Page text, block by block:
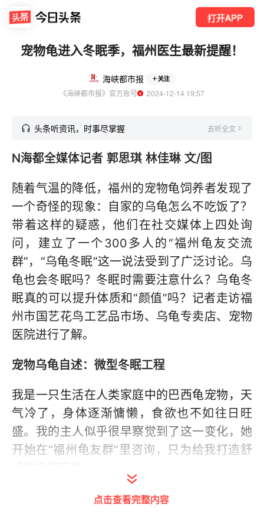
打开APP
宠物龟进入冬眠季，福州医生最新提醒！
海峡都市报 关注
《海峡都市报》官方账号
  2024-12-14 19:57
头条听资讯，时事尽掌握 去听全文
N海都全媒体记者 郭思琪 林佳琳 文/图
随着气温的降低，福州的宠物龟饲养者发现了
一个奇怪的现象：自家的乌龟怎么不吃饭了？
带着这样的疑惑，他们在社交媒体上四处询
问，建立了一个300多人的“福州龟友交流
群”，“乌龟冬眠”这一说法受到了广泛讨论。乌
龟也会冬眠吗？冬眠时需要注意什么？乌龟冬
眠真的可以提升体质和“颜值”吗？记者走访福
州市国艺花鸟工艺品市场、乌龟专卖店、宠物
医院进行了解。
宠物乌龟自述：微型冬眠工程
我是一只生活在人类家庭中的巴西龟宠物，天
气冷了，身体逐渐慵懒，食欲也不如往日旺
盛。我的主人似乎很早察觉到了这一变化，她
开始在“福州龟友群”里咨询，只为给我打造舒
不久后，主人挑选了椰土和苔藓，她将椰土铺
点击查看完整内容